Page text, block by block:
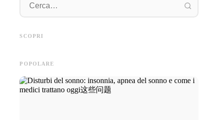
SCOPRI
online mirato
POPOLARE